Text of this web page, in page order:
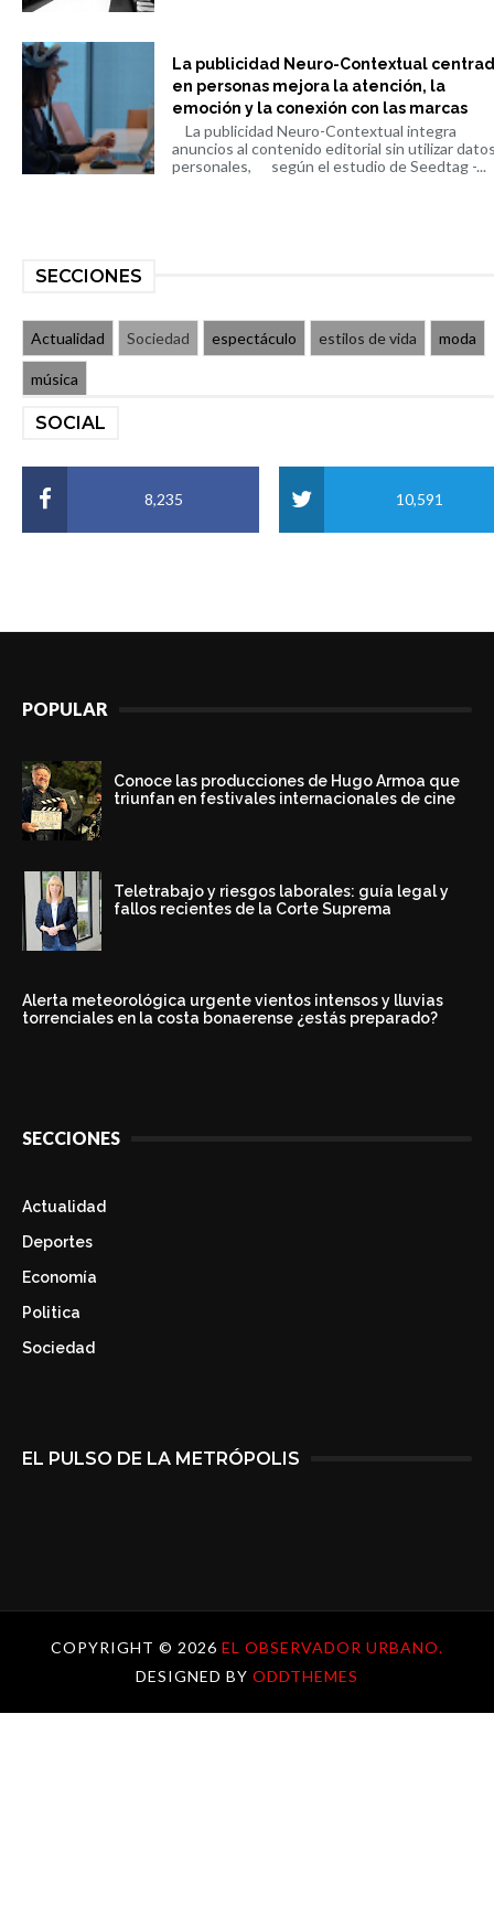
La publicidad Neuro-Contextual
en personas mejora la atención, la
emoción y la conexión con las marcas
La publicidad Neuro-Contextual integra
anuncios al contenido editorial sin utilizar
personales, según el estudio de Seedtag -...
SECCIONES
Actualidad Sociedad espectáculo estilos de vida moda
música
SOCIAL
8,235 10,591
POPULAR
Conoce las producciones de Hugo Armoa que
triunfan en festivales internacionales de cine
Teletrabajo y riesgos laborales: guía legal y
fallos recientes de la Corte Suprema
Alerta meteorológica urgente vientos intensos y lluvias
torrenciales en la costa bonaerense ¿estás preparado?
SECCIONES
Actualidad
Deportes
Economía
Politica
Sociedad
EL PULSO DE LA METRÓPOLIS
COPYRIGHT © 2026 EL OBSERVADOR URBANO.
DESIGNED BY ODDTHEMES